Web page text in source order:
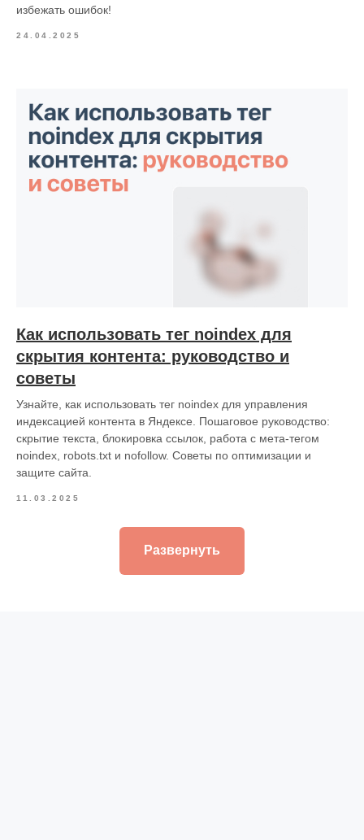
избежать ошибок!
24.04.2025
Как использовать тег noindex для
скрытия контента: руководство и
советы
Узнайте, как использовать тег noindex для управления
индексацией контента в Яндексе. Пошаговое руководство:
скрытие текста, блокировка ссылок, работа с мета-тегом
noindex, robots.txt и nofollow. Советы по оптимизации и
защите сайта.
11.03.2025
Развернуть